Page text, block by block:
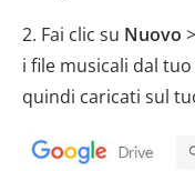
2. Fai clic su Nuovo >
i file musicali dal
quindi caricati sul